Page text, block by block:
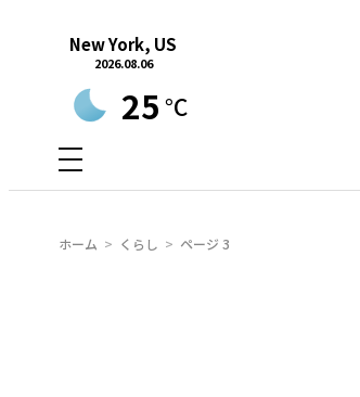
New York, US
2026.08.06
25 °C
ホーム くらし ページ 3